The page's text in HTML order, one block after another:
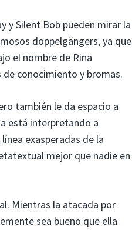
y Silent Bob pueden mirar la
doppelgängers, ya que
el nombre de Rina
conocimiento y bromas.
también le da espacio a
está interpretando a
exasperadas de la
mejor que nadie en
Mientras la atacada por
sea bueno que ella